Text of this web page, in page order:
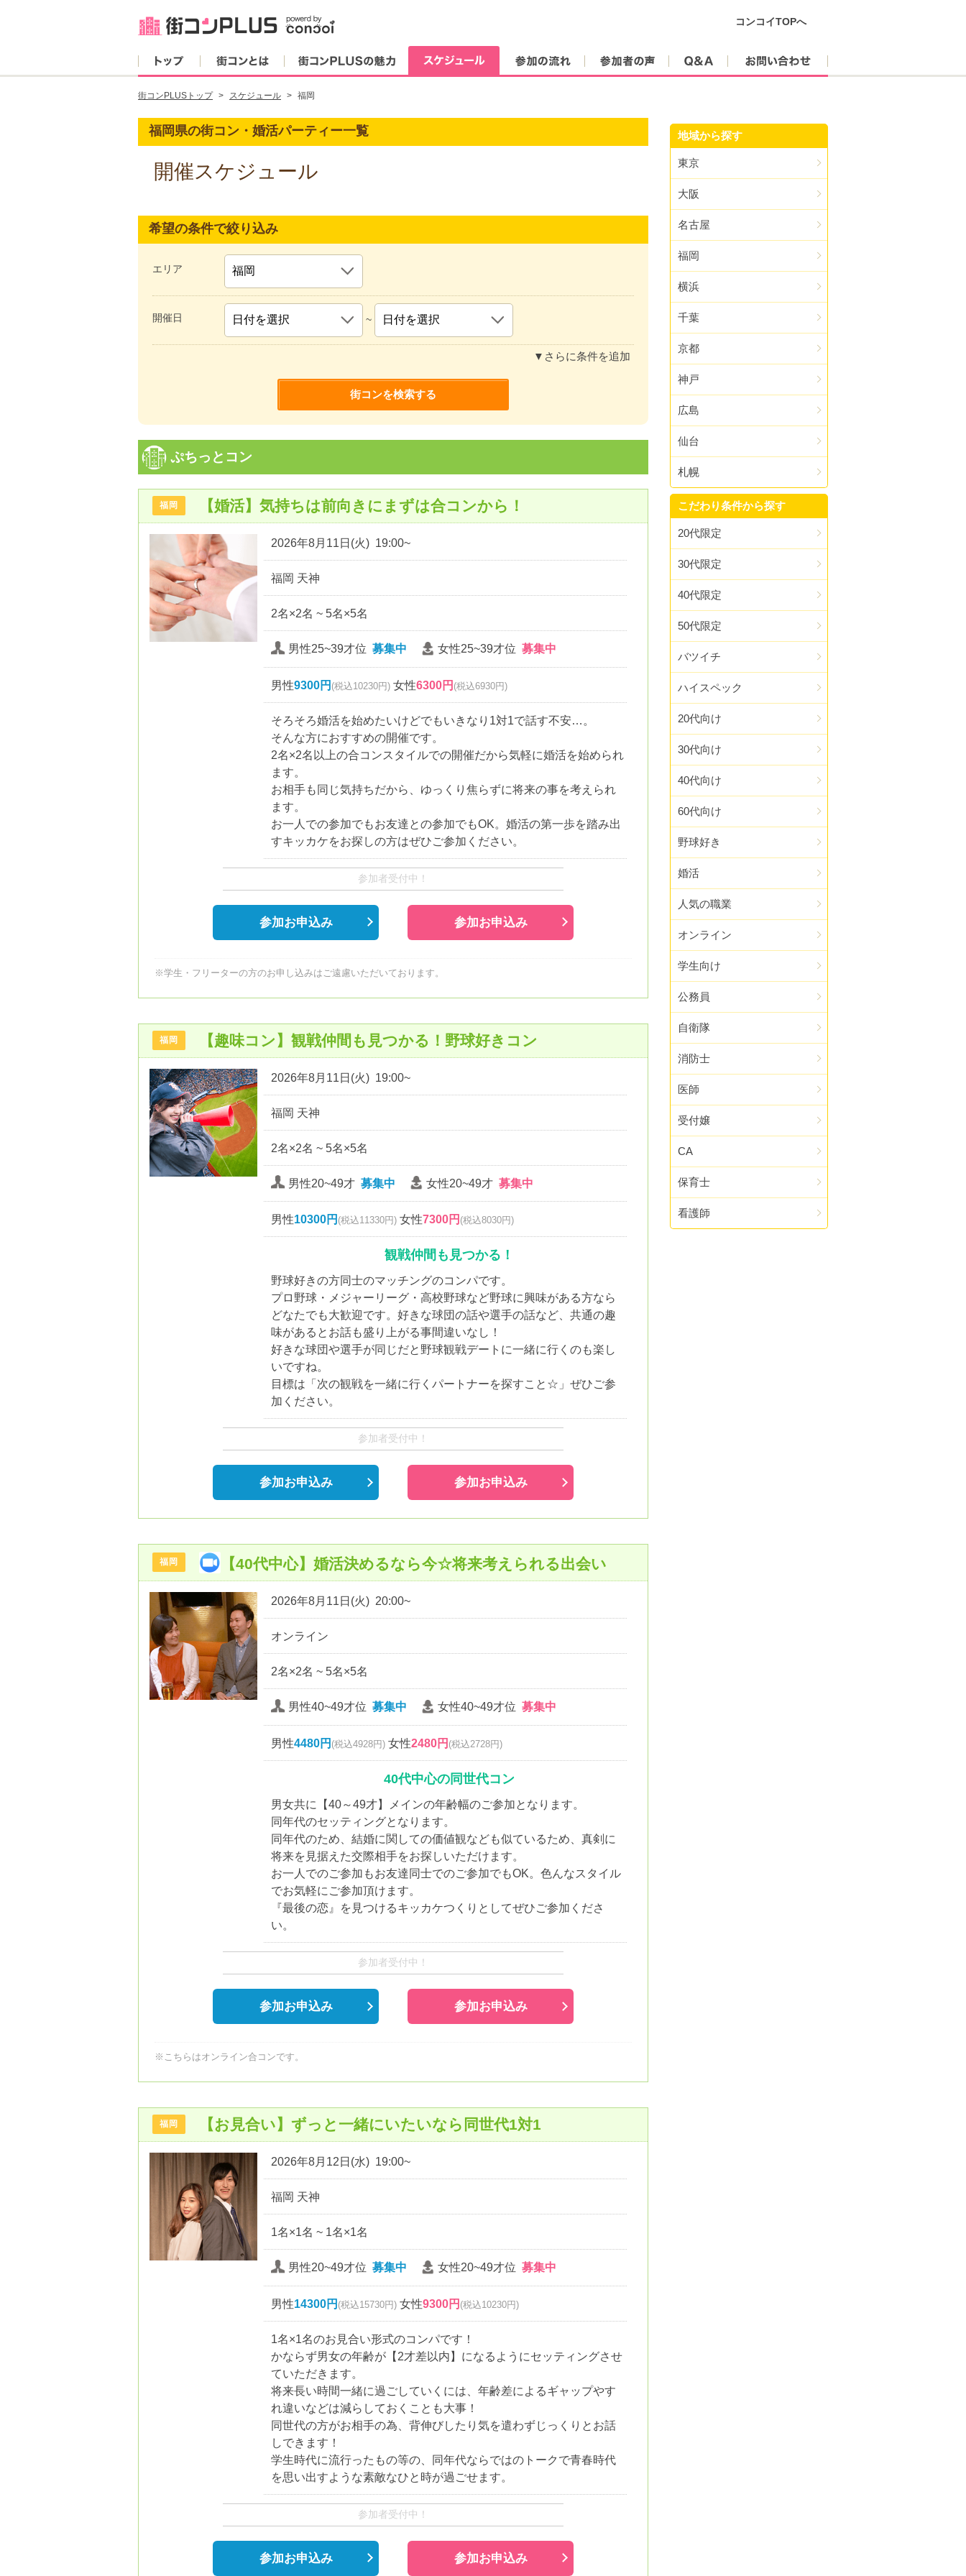
コンコイTOPへ
街コンとは 街コンPLUSの魅力 スケジュール 参加の流れ 参加者の声
街コンPLUSトップ スケジュール 福岡
福岡県の街コン・婚活パーティー一覧
開催スケジュール
希望の条件で絞り込み
エリア
開催日 ~
▼さらに条件を追加
ぷちっとコン
福岡 【婚活】気持ちは前向きにまずは合コンから！
2026年8月11日(火) 19:00~
福岡 天神
2名×2名 ~ 5名×5名
男性25~39才位 募集中 女性25~39才位 募集中
男性9300円 (税込10230円) 女性6300円 (税込6930円)
そろそろ婚活を始めたいけどでもいきなり1対1で話す不安…。
そんな方におすすめの開催です。
2名×2名以上の合コンスタイルでの開催だから気軽に婚活を始められ
ます。
お相手も同じ気持ちだから、ゆっくり焦らずに将来の事を考えられ
ます。
お一人での参加でもお友達との参加でもOK。婚活の第一歩を踏み出
すキッカケをお探しの方はぜひご参加ください。
参加者受付中！
参加お申込み 参加お申込み
※学生・フリーターの方のお申し込みはご遠慮いただいております。
福岡 【趣味コン】観戦仲間も見つかる！野球好きコン
2026年8月11日(火) 19:00~
福岡 天神
2名×2名 ~ 5名×5名
男性20~49才 募集中 女性20~49才 募集中
男性10300円 (税込11330円) 女性7300円 (税込8030円)
観戦仲間も見つかる！
野球好きの方同士のマッチングのコンパです。
プロ野球・メジャーリーグ・高校野球など野球に興味がある方なら
どなたでも大歓迎です。好きな球団の話や選手の話など、共通の趣
味があるとお話も盛り上がる事間違いなし！
好きな球団や選手が同じだと野球観戦デートに一緒に行くのも楽し
いですね。
目標は「次の観戦を一緒に行くパートナーを探すこと☆」ぜひご参
加ください。
参加者受付中！
参加お申込み 参加お申込み
福岡 【40代中心】婚活決めるなら今☆将来考えられる出会い
2026年8月11日(火) 20:00~
オンライン
2名×2名 ~ 5名×5名
男性40~49才位 募集中 女性40~49才位 募集中
男性4480円 (税込4928円) 女性2480円 (税込2728円)
40代中心の同世代コン
男女共に【40～49才】メインの年齢幅のご参加となります。
同年代のセッティングとなります。
同年代のため、結婚に関しての価値観なども似ているため、真剣に
将来を見据えた交際相手をお探しいただけます。
お一人でのご参加もお友達同士でのご参加でもOK。色んなスタイル
でお気軽にご参加頂けます。
『最後の恋』を見つけるキッカケつくりとしてぜひご参加くださ
い。
参加者受付中！
参加お申込み 参加お申込み
※こちらはオンライン合コンです。
福岡 【お見合い】ずっと一緒にいたいなら同世代1対1
2026年8月12日(水) 19:00~
福岡 天神
1名×1名 ~ 1名×1名
男性20~49才位 募集中 女性20~49才位 募集中
男性14300円 (税込15730円) 女性9300円 (税込10230円)
1名×1名のお見合い形式のコンパです！
かならず男女の年齢が【2才差以内】になるようにセッティングさせ
ていただきます。
将来長い時間一緒に過ごしていくには、年齢差によるギャップやす
れ違いなどは減らしておくことも大事！
同世代の方がお相手の為、背伸びしたり気を遣わずじっくりとお話
しできます！
学生時代に流行ったもの等の、同年代ならではのトークで青春時代
を思い出すような素敵なひと時が過ごせます。
参加者受付中！
参加お申込み 参加お申込み
地域から探す
東京
大阪
名古屋
福岡
横浜
千葉
京都
神戸
広島
仙台
札幌
こだわり条件から探す
20代限定
30代限定
40代限定
50代限定
バツイチ
ハイスペック
20代向け
30代向け
40代向け
60代向け
野球好き
婚活
人気の職業
オンライン
学生向け
公務員
自衛隊
消防士
医師
受付嬢
CA
保育士
看護師